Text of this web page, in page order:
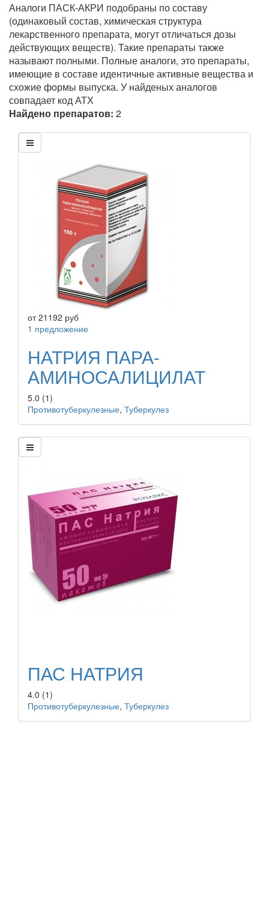
Аналоги ПАСК-АКРИ подобраны по составу
(одинаковый состав, химическая структура
лекарственного препарата, могут отличаться дозы
действующих веществ). Такие препараты также
называют полными. Полные аналоги, это препараты,
имеющие в составе идентичные активные вещества и
схожие формы выпуска. У найденых аналогов
совпадает код АТХ
Найдено препаратов: 2
от21192 руб
1 предложение
НАТРИЯ ПАРА-
АМИНОСАЛИЦИЛАТ
5.0 (1)
Противотуберкулезные, Туберкулез
ПАС НАТРИЯ
4.0 (1)
Противотуберкулезные, Туберкулез